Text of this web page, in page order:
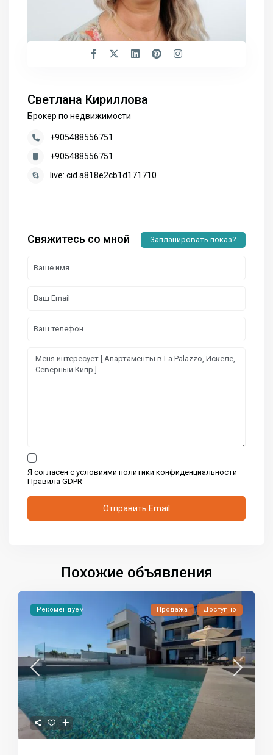
Светлана Кириллова
Брокер по недвижимости
+905488556751
+905488556751
live:.cid.a818e2cb1d171710
Свяжитесь со мной Запланировать показ?
Я согласен с условиями политики конфиденциальности
Правила GDPR
Похожие объявления
Рекомендуем Продажа Доступно